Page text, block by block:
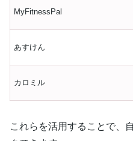
MyFitnessPal
あすけん
カロミル
これらを活用することで、